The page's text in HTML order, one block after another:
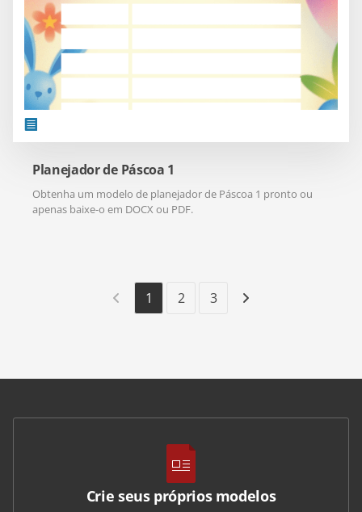
Planejador de Páscoa 1
Obtenha um modelo de planejador de Páscoa 1 pronto ou
apenas baixe-o em DOCX ou PDF.
1 2 3
Crie seus próprios modelos